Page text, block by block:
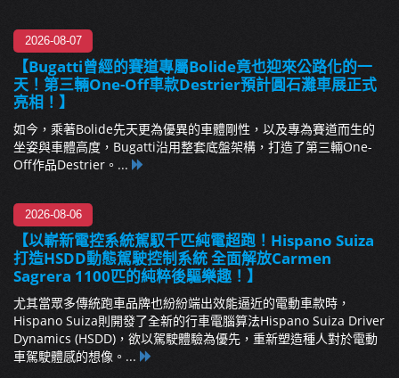
2026-08-07
【Bugatti曾經的賽道專屬Bolide竟也迎來公路化的一
天！第三輛One-Off車款Destrier預計圓石灘車展正式
亮相！】
如今，乘著Bolide先天更為優異的車體剛性，以及專為賽道而生的
坐姿與車體高度，Bugatti沿用整套底盤架構，打造了第三輛One-
Off作品Destrier。...
2026-08-06
【以嶄新電控系統駕馭千匹純電超跑！Hispano Suiza
打造HSDD動態駕駛控制系統 全面解放Carmen
Sagrera 1100匹的純粹後驅樂趣！】
尤其當眾多傳統跑車品牌也紛紛端出效能逼近的電動車款時，
Hispano Suiza則開發了全新的行車電腦算法Hispano Suiza Driver
Dynamics (HSDD)，欲以駕駛體驗為優先，重新塑造種人對於電動
車駕駛體感的想像。...